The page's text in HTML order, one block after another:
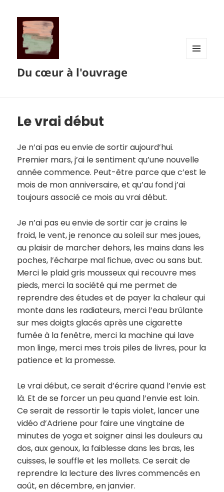
Du cœur à l'ouvrage
Le vrai début
Je n’ai pas eu envie de sortir aujourd’hui.
Premier mars, j’ai le sentiment qu’une nouvelle
année commence. Peut-être parce que c’est le
mois de mon anniversaire, et qu’au fond j’ai
toujours associé ce mois au vrai début.
Je n’ai pas eu envie de sortir car je crains le
froid, le vent, je renonce au soleil sur mes joues,
au plaisir de marcher dehors, les mains dans les
poches, l’écharpe mal fichue, avec ou sans but.
Merci le plaid gris mousseux qui recouvre mes
pieds, merci la société qui me permet de
reprendre des études et de payer la chaleur qui
monte dans les radiateurs, merci l’eau brûlante
sur mes doigts glacés après une cigarette
fumée à la fenêtre, merci la machine qui lave
mon linge, merci mes trois piles de livres, pour la
patience et la promesse.
Le vrai début, ce serait d’écrire quand l’envie est
là. Et de se forcer un peu quand l’envie est loin.
Ce serait de ressortir le tapis violet, lancer une
vidéo d’Adriene pour faire une vingtaine de
minutes de yoga et soigner ainsi les douleurs au
dos, aux genoux, la faiblesse dans les bras, les
cuisses, le souffle et les mollets. Ce serait de
reprendre la lecture des livres commencés en
août, en décembre, en janvier.